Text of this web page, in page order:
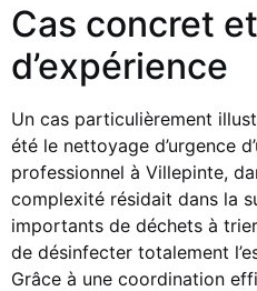
Cas concret
d’expérience
Un cas particulièrement
été le nettoyage d’urgence
professionnel à Villepinte,
complexité résidait dans la
importants de déchets à
de désinfecter totalement
Grâce à une coordination